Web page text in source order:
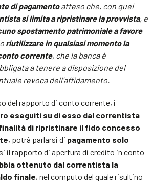
di pagamentoatteso che, con quei
si limita a ripristinare la provvista, e
spostamento patrimoniale a favore
riutilizzare in qualsiasi momento la
corrente, che la banca è
a tenere a disposizione del
revoca dell’affidamento.
del rapporto di conto corrente, i
eseguiti su di esso dal correntista
di ripristinare il fido concesso
, potrà parlarsi di pagamento solo
il rapporto di apertura di credito in conto
ottenuto dal correntista la
finale, nel computo del quale risultino